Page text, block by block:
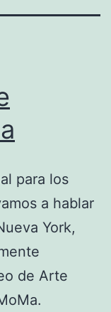
para los
a hablar
York,
de Arte